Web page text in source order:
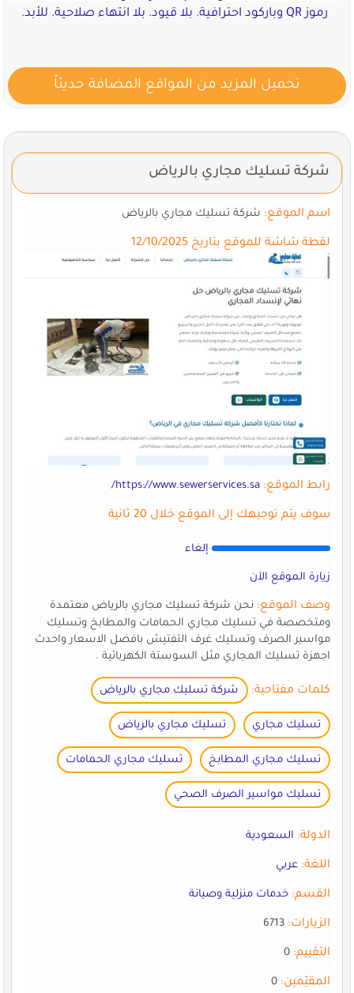
رموز QR وباركود احترافية. بلا قيود. بلا انتهاء صلاحية. للأبد.
تحميل المزيد من المواقع المضافة حديثاً
شركة تسليك مجاري بالرياض
اسم الموقع:شركة تسليك مجاري بالرياض
لقطة شاشة للموقع بتاريخ 12/10/2025
رابط الموقع: https://www.sewerservices.sa/
سوف يتم توجيهك إلى الموقع خلال 20 ثانية
إلغاء
زيارة الموقع الآن
وصف الموقع:نحن شركة تسليك مجاري بالرياض معتمدة
ومتخصصة في تسليك مجاري الحمامات والمطابخ وتسليك
مواسير الصرف وتسليك غرف التفتيش بافضل الاسعار واحدث
اجهزة تسليك المجاري مثل السوستة الكهربائية .
كلمات مفتاحية: شركة تسليك مجاري بالرياض
تسليك مجاري تسليك مجاري بالرياض
تسليك مجاري المطابخ تسليك مجاري الحمامات
تسليك مواسير الصرف الصحي
الدولة: السعودية
اللغة: عربي
القسم: خدمات منزلية وصيانة
الزيارات:6713
التقييم:0
المقيّمين:0